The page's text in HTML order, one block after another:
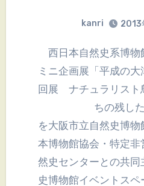
kanri 2013
西日本自然史系博
ミニ企画展「平成の
回展 ナチュラリスト
ちの残し
を大阪市立自然史博
本博物館協会・特定非
然史センターとの共
史博物館イベントス